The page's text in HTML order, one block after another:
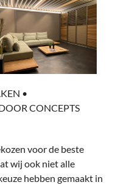
•
CONCEPTS
voor de beste
wij ook niet alle
hebben gemaakt in